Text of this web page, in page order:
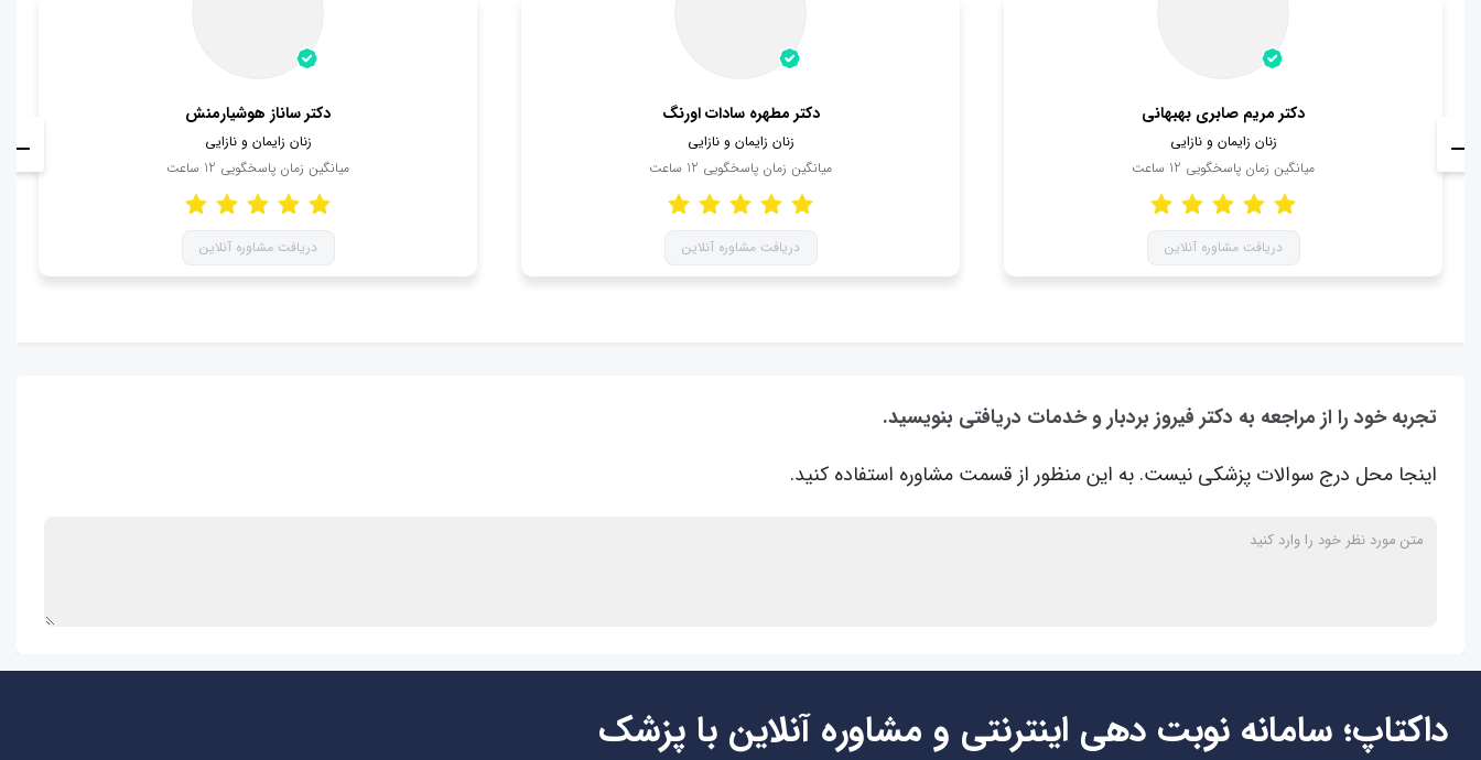
دکتر ساناز هوشیارمنش
زنان زایمان و نازایی
میانگین زمان پاسخگویی 12 ساعت
دریافت مشاوره آنلاین
دکتر مطهره سادات اورنگ
زنان زایمان و نازایی
میانگین زمان پاسخگویی 12 ساعت
دریافت مشاوره آنلاین
دکتر مریم صابری بهبهانی
زنان زایمان و نازایی
میانگین زمان پاسخگویی 12 ساعت
دریافت مشاوره آنلاین
تجربه خود را از مراجعه به دکتر فیروز بردبار و خدمات دریافتی بنویسید.
اینجا محل درج سوالات پزشکی نیست. به این منظور از قسمت مشاوره استفاده کنید.
داکتاپ؛ سامانه نوبت دهی اینترنتی و مشاوره آنلاین با پزشک